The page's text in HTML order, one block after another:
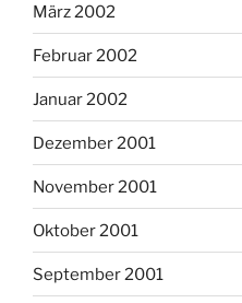
März 2002
Februar 2002
Januar 2002
Dezember 2001
November 2001
Oktober 2001
September 2001